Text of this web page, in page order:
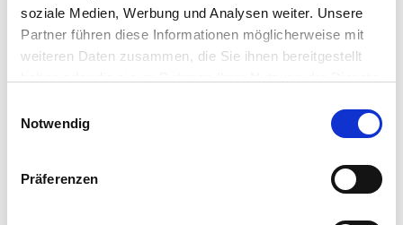
soziale Medien, Werbung und Analysen weiter. Unsere
Partner führen diese Informationen möglicherweise mit
weiteren Daten zusammen, die Sie ihnen bereitgestellt
Cookies, wenn Sie unsere Webseite weiterhin nutzen.
Notwendig
Präferenzen
Wir halten Euch
auf dem Laufenden!